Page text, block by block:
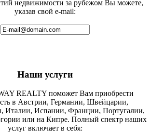
недвижимости за рубежом Вы можете,
указав свой e-mail:
Наши услуги
REALTY поможет Вам приобрести
в Австрии, Германии, Швейцарии,
Италии, Испании, Франции, Португалии,
или на Кипре. Полный спектр наших
услуг включает в себя: